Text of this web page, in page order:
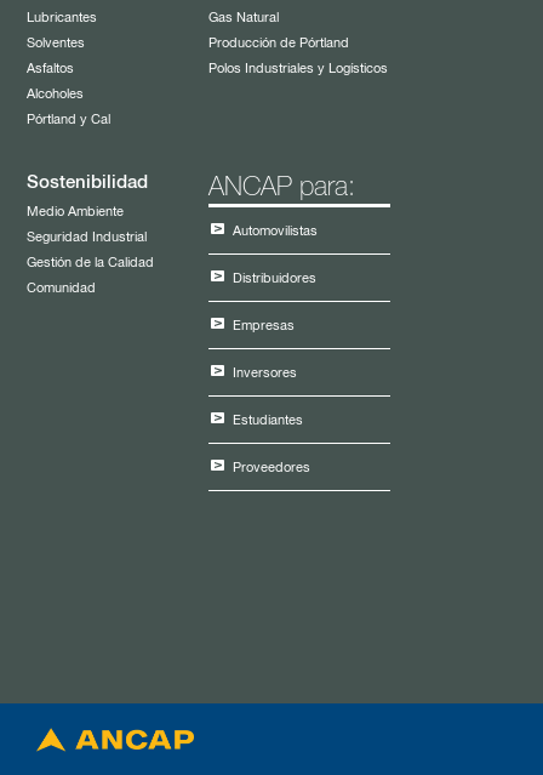
Lubricantes
Solventes
Asfaltos
Alcoholes
Pórtland y Cal
Gas Natural
Producción de Pórtland
Polos Industriales y Logísticos
Sostenibilidad
Medio Ambiente
Seguridad Industrial
Gestión de la Calidad
Comunidad
ANCAP para:
Automovilistas
Distribuidores
Empresas
Inversores
Estudiantes
Proveedores